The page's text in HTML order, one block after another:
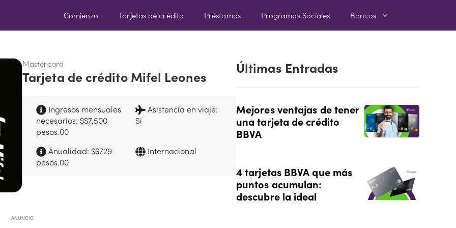
Comienzo Tarjetas de crédito Préstamos Programas Sociales Bancos
Mastercard
Tarjeta de crédito Mifel Leones
Ingresos mensuales
necesarios: $$7,500
pesos.00
Asistencia en viaje:
Si
Anualidad: $$729
pesos.00
Internacional
ANUNCIO
Últimas Entradas
Mejores ventajas de tener
una tarjeta de crédito
BBVA
4 tarjetas BBVA que más
puntos acumulan:
descubre la ideal